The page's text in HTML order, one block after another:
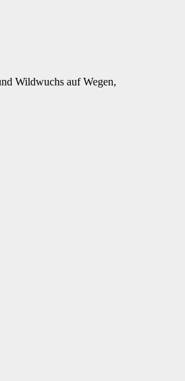
Wildwuchs auf Wegen,